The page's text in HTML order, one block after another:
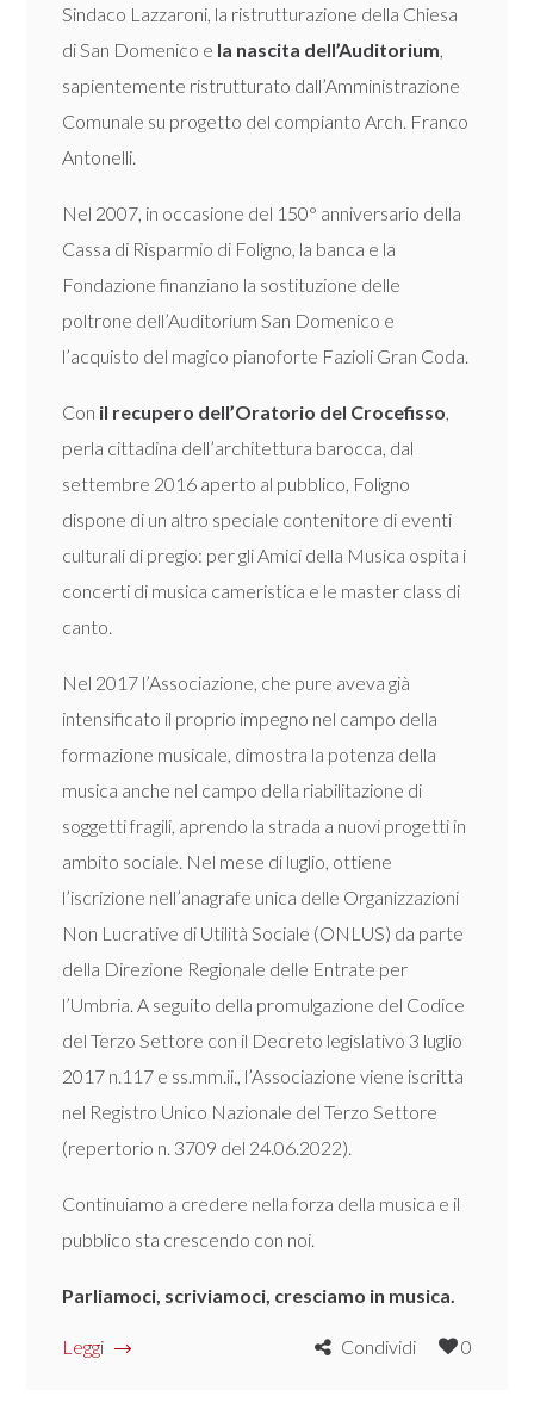
Sindaco Lazzaroni, la ristrutturazione della Chiesa
di San Domenico e la nascita dell’Auditorium
sapientemente ristrutturato dall’Amministrazione
Comunale su progetto del compianto Arch. Franco
Antonelli.
Nel 2007, in occasione del 150° anniversario della
Cassa di Risparmio di Foligno, la banca e la
Fondazione finanziano la sostituzione delle
poltrone dell’Auditorium San Domenico e
l’acquisto del magico pianoforte Fazioli Gran Coda.
Con il recupero dell’Oratorio del Crocefisso
perla cittadina dell’architettura barocca, dal
settembre 2016 aperto al pubblico, Foligno
dispone di un altro speciale contenitore di eventi
culturali di pregio: per gli Amici della Musica ospita i
concerti di musica cameristica e le master class di
canto.
Nel 2017 l’Associazione, che pure aveva già
intensificato il proprio impegno nel campo della
formazione musicale, dimostra la potenza della
musica anche nel campo della riabilitazione di
soggetti fragili, aprendo la strada a nuovi progetti in
ambito sociale. Nel mese di luglio, ottiene
l’iscrizione nell’anagrafe unica delle Organizzazioni
Non Lucrative di Utilità Sociale (ONLUS) da parte
della Direzione Regionale delle Entrate per
l’Umbria. A seguito della promulgazione del Codice
del Terzo Settore con il Decreto legislativo 3 luglio
2017 n.117 e ss.mm.ii., l’Associazione viene iscritta
nel Registro Unico Nazionale del Terzo Settore
(repertorio n. 3709 del 24.06.2022).
Continuiamo a credere nella forza della musica e il
pubblico sta crescendo con noi.
Parliamoci, scriviamoci, cresciamo in musica.
Leggi Condividi 0